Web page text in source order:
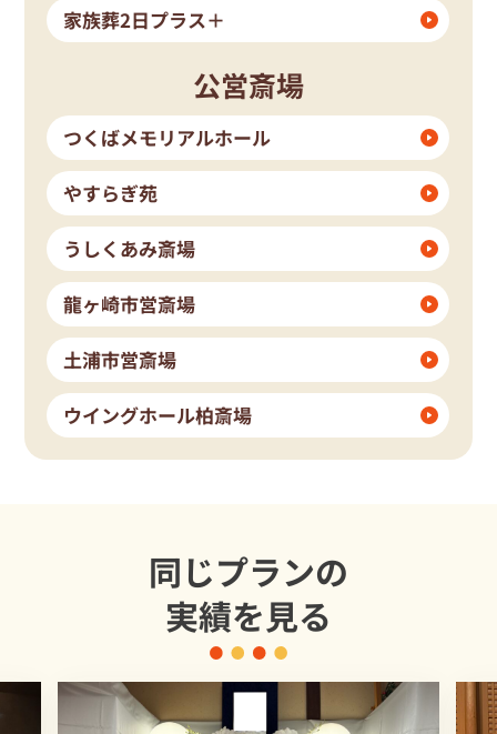
家族葬2日プラス＋
公営斎場
つくばメモリアルホール
やすらぎ苑
うしくあみ斎場
龍ヶ崎市営斎場
土浦市営斎場
ウイングホール柏斎場
同じプランの
実績を見る